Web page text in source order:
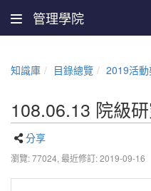
管理學院
知識庫 目錄總覽 2019活
108.06.13 院級
分享
瀏覽: 77024, 最近修訂: 2019-09-16